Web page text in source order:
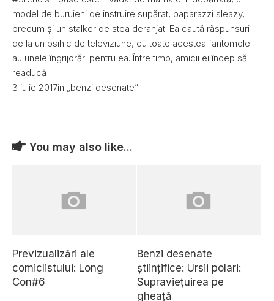
model de buruieni de instruire supărat, paparazzi sleazy,
precum și un stalker de stea deranjat. Ea caută răspunsuri
de la un psihic de televiziune, cu toate acestea fantomele
au unele îngrijorări pentru ea. Între timp, amicii ei încep să
readucă …
3 iulie 2017in „benzi desenate”
You may also like...
Previzualizări ale
comiclistului: Long
Con#6
Benzi desenate
științifice: Ursii polari:
Supraviețuirea pe
gheață